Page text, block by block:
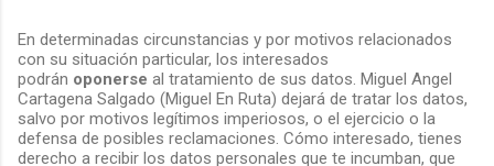
En determinadas circunstancias y por motivos relacionados
con su situación particular, los interesados
podrán oponerse al tratamiento de sus datos. Miguel Angel
Cartagena Salgado (Miguel En Ruta) dejará de tratar los datos,
salvo por motivos legítimos imperiosos, o el ejercicio o la
defensa de posibles reclamaciones. Cómo interesado, tienes
derecho a recibir los datos personales que te incumban, que